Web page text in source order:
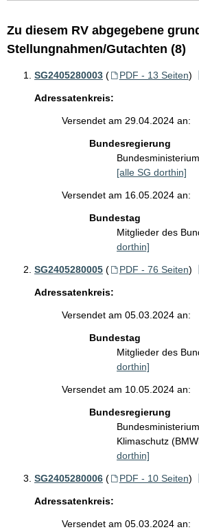
Zu diesem RV abgegebene
Stellungnahmen/Gutachten (8)
SG2405280003 ( PDF - 13 Seiten)
Adressatenkreis:
Versendet am 29.04.2024 an:
Bundesregierung
[alle SG dorthin]
Versendet am 16.05.2024 an:
Bundestag
Mitglieder des
dorthin]
SG2405280005 ( PDF - 76 Seiten)
Adressatenkreis:
Versendet am 05.03.2024 an:
Bundestag
Mitglieder des
dorthin]
Versendet am 10.05.2024 an:
Bundesregierung
Klimaschutz
dorthin]
SG2405280006 ( PDF - 10 Seiten)
Adressatenkreis:
Versendet am 05.03.2024 an: